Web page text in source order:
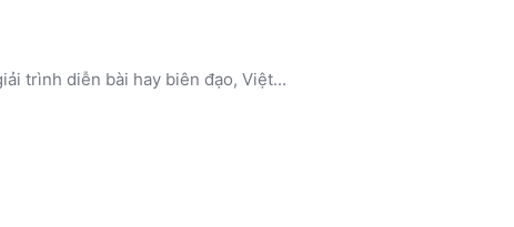
trình diễn bài hay biên đạo, Việt...